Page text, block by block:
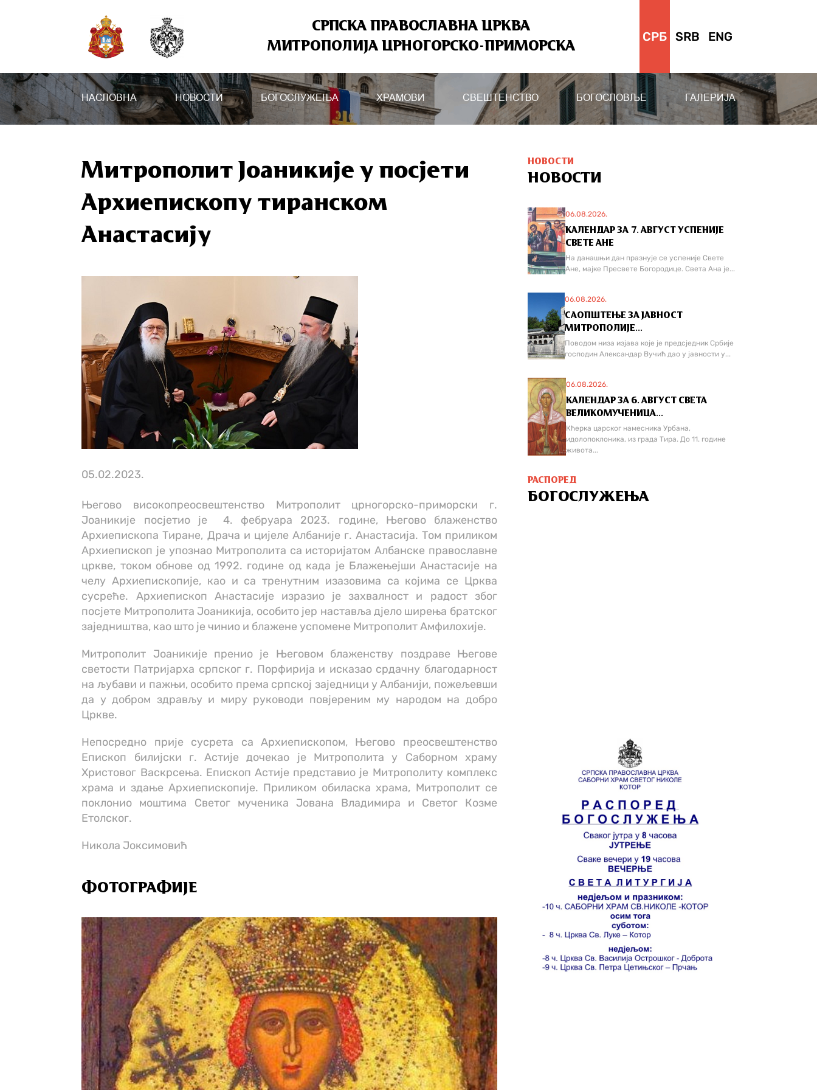
СРПСКА ПРАВОСЛАВНА ЦРКВА
МИТРОПОЛИЈА ЦРНОГОРСКО-ПРИМОРСКА
СРБ SRB ENG
НАСЛОВНА НОВОСТИ БОГОСЛУЖЕЊА ХРАМОВИ СВЕШТЕНСТВО БОГОСЛОВЉЕ ГАЛЕРИЈА
Митрополит Јоаникије у посјети
Архиепископу тиранском
Анастасију
05.02.2023.
Његово високопреосвештенство Митрополит црногорско-приморски г.
Јоаникије посјетио је 4. фебруара 2023. године, Његово блаженство
Архиепископа Тиране, Драча и цијеле Албаније г. Анастасија. Том приликом
Архиепископ је упознао Митрополита са историјатом Албанске православне
цркве, током обнове од 1992. године од када је Блажењејши Анастасије на
челу Архиепископије, као и са тренутним изазовима са којима се Црква
сусреће. Архиепископ Анастасије изразио је захвалност и радост због
посјете Митрополита Јоаникија, особито јер наставља дјело ширења братског
заједништва, као што је чинио и блажене успомене Митрополит Амфилохије.
Митрополит Јоаникије пренио је Његовом блаженству поздраве Његове
светости Патријарха српског г. Порфирија и исказао срдачну благодарност
на љубави и пажњи, особито према српској заједници у Албанији, пожељевши
да у добром здрављу и миру руководи повјереним му народом на добро
Цркве.
Непосредно прије сусрета са Архиепископом, Његово преосвештенство
Епископ билијски г. Астије дочекао је Митрополита у Саборном храму
Христовог Васкрсења. Епископ Астије представио је Митрополиту комплекс
храма и здање Архиепископије. Приликом обиласка храма, Митрополит се
поклонио моштима Светог мученика Јована Владимира и Светог Козме
Етолског.
Никола Јоксимовић
ФОТОГРАФИЈЕ
НОВОСТИ
НОВОСТИ
06.08.2026.
КАЛЕНДАР ЗА 7. АВГУСТ УСПЕНИЈЕ
СВЕТЕ АНЕ
На данашњи дан празнује се успеније Свете
Ане, мајке Пресвете Богородице. Света Ана је...
06.08.2026.
САОПШТЕЊЕ ЗА ЈАВНОСТ
МИТРОПОЛИЈЕ...
Поводом низа изјава које је предсједник Србије
господин Александар Вучић дао у јавности у...
06.08.2026.
КАЛЕНДАР ЗА 6. АВГУСТ СВЕТА
ВЕЛИКОМУЧЕНИЦА...
Кћерка царског намесника Урбана,
идолопоклоника, из града Тира. До 11. године
живота...
РАСПОРЕД
БОГОСЛУЖЕЊА